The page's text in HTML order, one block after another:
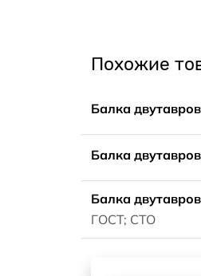
Похожие
Балка
Балка
Балка
ГОСТ; СТО